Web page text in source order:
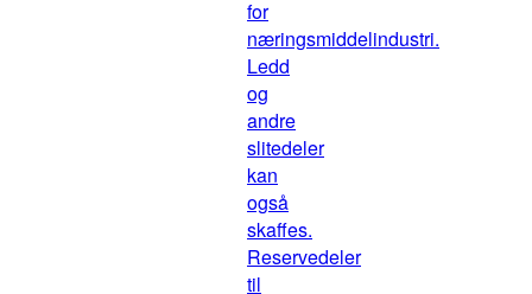
for
næringsmiddelindustri.
Ledd
og
andre
slitedeler
kan
også
skaffes.
Reservedeler
til